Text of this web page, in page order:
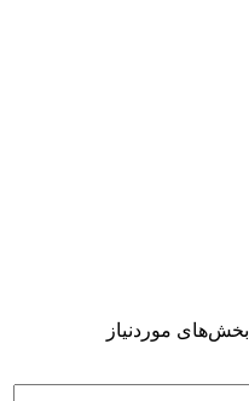
بخش‌های موردنیاز